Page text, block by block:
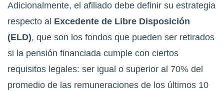
Adicionalmente, el afiliado debe definir su estrategia
respecto al Excedente de Libre Disposición
(ELD), que son los fondos que pueden ser retirados
si la pensión financiada cumple con ciertos
requisitos legales: ser igual o superior al 70% del
promedio de las remuneraciones de los últimos 10